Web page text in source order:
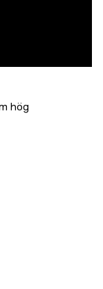
hög